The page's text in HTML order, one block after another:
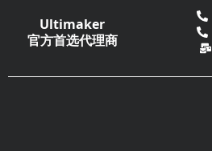
容
Ultimaker
官方首选代理商